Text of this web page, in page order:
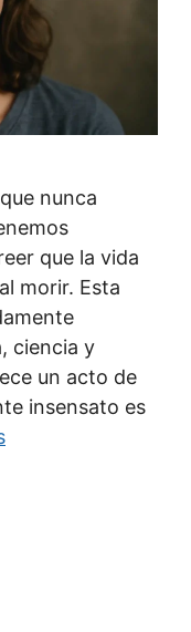
nunca
que la vida
morir. Esta
ciencia y
un acto de
insensato es